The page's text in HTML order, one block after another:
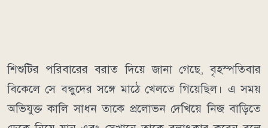
শিশুটির পরিবারের বরাত দিয়ে জানা গেছে, বৃহস্পতিবার
বিকেলে সে বন্ধুদের সঙ্গে মাঠে খেলতে গিয়েছিল। এ সময়
অভিযুক্ত কালি সাধন তাকে প্রলোভন দেখিয়ে নিজ বাড়িতে